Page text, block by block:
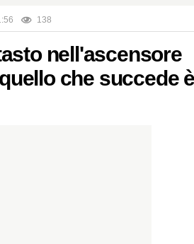
138
nell'ascensore
che succede è